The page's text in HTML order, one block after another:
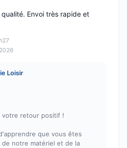
Envoi très rapide et
Loisir
votre retour positif !
que vous êtes
notre matériel et de la